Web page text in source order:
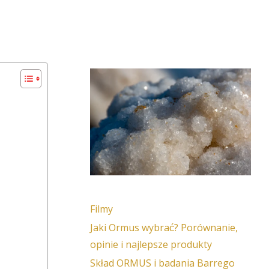
Filmy
Jaki Ormus wybrać? Porównanie,
opinie i najlepsze produkty
Skład ORMUS i badania Barrego